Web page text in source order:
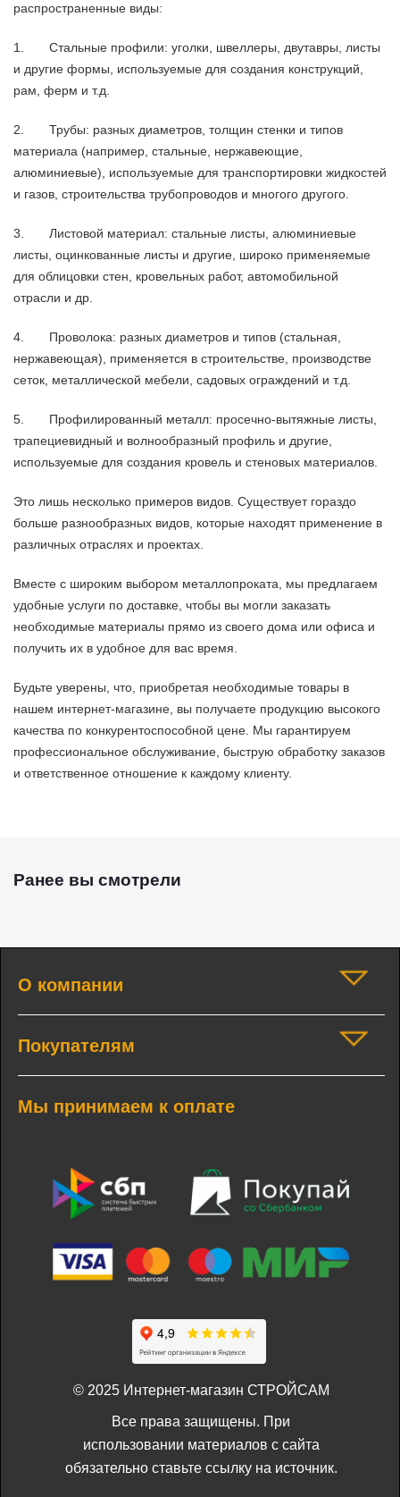
распространенные виды:
1. Стальные профили: уголки, швеллеры, двутавры, листы
и другие формы, используемые для создания конструкций,
рам, ферм и т.д.
2. Трубы: разных диаметров, толщин стенки и типов
материала (например, стальные, нержавеющие,
алюминиевые), используемые для транспортировки жидкостей
и газов, строительства трубопроводов и многого другого.
3. Листовой материал: стальные листы, алюминиевые
листы, оцинкованные листы и другие, широко применяемые
для облицовки стен, кровельных работ, автомобильной
отрасли и др.
4. Проволока: разных диаметров и типов (стальная,
нержавеющая), применяется в строительстве, производстве
сеток, металлической мебели, садовых ограждений и т.д.
5. Профилированный металл: просечно-вытяжные листы,
трапециевидный и волнообразный профиль и другие,
используемые для создания кровель и стеновых материалов.
Это лишь несколько примеров видов. Существует гораздо
больше разнообразных видов, которые находят применение в
различных отраслях и проектах.
Вместе с широким выбором металлопроката, мы предлагаем
удобные услуги по доставке, чтобы вы могли заказать
необходимые материалы прямо из своего дома или офиса и
получить их в удобное для вас время.
Будьте уверены, что, приобретая необходимые товары в
нашем интернет-магазине, вы получаете продукцию высокого
качества по конкурентоспособной цене. Мы гарантируем
профессиональное обслуживание, быструю обработку заказов
и ответственное отношение к каждому клиенту.
Ранее вы смотрели
О компании
Покупателям
Мы принимаем к оплате
© 2025 Интернет-магазин СТРОЙСАМ
Все права защищены. При
использовании материалов с сайта
обязательно ставьте ссылку на источник.